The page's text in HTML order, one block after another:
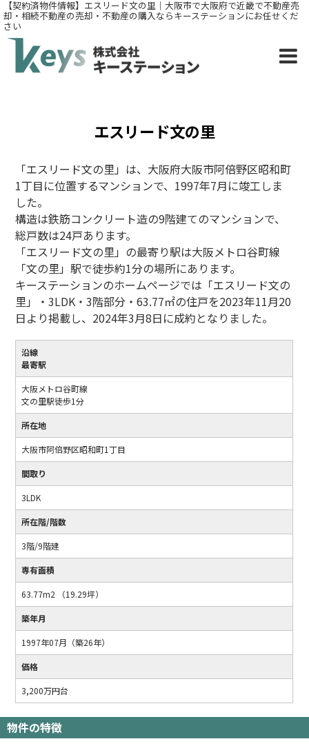
【契約済物件情報】エスリード文の里｜大阪市で大阪府で近畿で不動産売
却・相続不動産の売却・不動産の購入ならキーステーションにお任せくだ
さい
エスリード文の里
「エスリード文の里」は、大阪府大阪市阿倍野区昭和町
1丁目に位置するマンションで、1997年7月に竣工しま
した。
構造は鉄筋コンクリート造の9階建てのマンションで、
総戸数は24戸あります。
「エスリード文の里 」 の最寄り駅は大阪メトロ谷町線
「文の里」駅で徒歩約1分の場所にあります。
キーステーションのホームページでは「エスリード文の
里 」・3LDK・3階部分・63.77㎡の住戸を2023年11月20
日より掲載し、2024年3月8日に成約となりました。
沿線
最寄駅
大阪メトロ谷町線
文の里駅徒歩1分
所在地
大阪市阿倍野区昭和町1丁目
間取り
3LDK
所在階/階数
3階/9階建
専有面積
63.77m2 （19.29坪）
築年月
1997年07月（築26年）
価格
3,200万円台
物件の特徴